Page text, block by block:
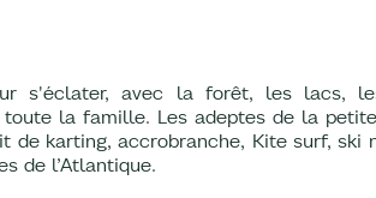
s'éclater, avec la forêt, les lacs,
la famille. Les adeptes de la
karting, accrobranche, Kite surf, ski
de l’Atlantique.